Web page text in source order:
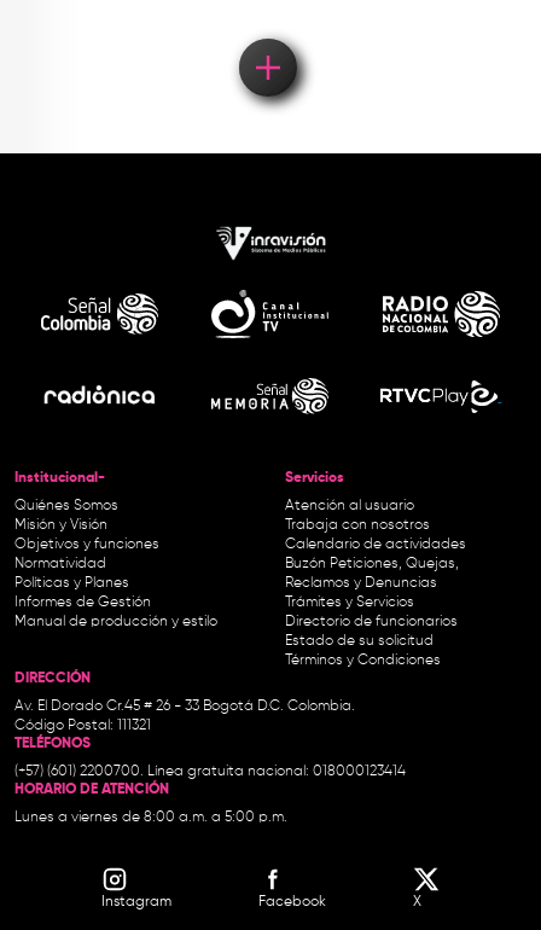
Institucional-
Quiénes Somos
Misión y Visión
Objetivos y funciones
Normatividad
Políticas y Planes
Informes de Gestión
Manual de producción y estilo
Servicios
Atención al usuario
Trabaja con nosotros
Calendario de actividades
Buzón Peticiones, Quejas,
Reclamos y Denuncias
Trámites y Servicios
Directorio de funcionarios
Estado de su solicitud
Términos y Condiciones
DIRECCIÓN
Av. El Dorado Cr.45 # 26 - 33 Bogotá D.C. Colombia.
Código Postal: 111321
TELÉFONOS
(+57) (601) 2200700. Línea gratuita nacional: 018000123414
HORARIO DE ATENCIÓN
Lunes a viernes de 8:00 a.m. a 5:00 p.m.
Instagram Facebook X